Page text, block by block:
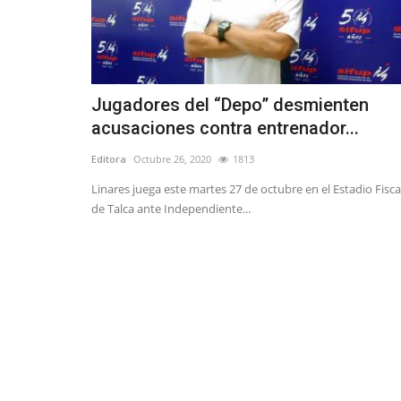
Jugadores del “Depo” desmienten
acusaciones contra entrenador...
Editora Octubre 26, 2020 1813
Linares juega este martes 27 de octubre en el Estadio
de Talca ante Independiente...